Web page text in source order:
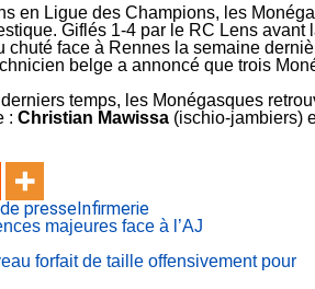
en Ligue des Champions, les
Giflés 1-4 par le RC Lens avant
face à Rennes la semaine
belge a annoncé que trois
temps, les Monégasques
: Christian Mawissa (ischio-jambiers)
presseInfirmerie
majeures face à l’AJ
forfait de taille offensivement pour